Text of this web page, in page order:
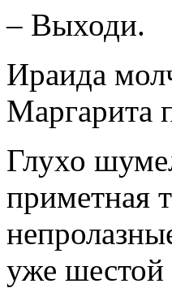
– Выходи.
Ираида
Маргарита
Глухо
приметная
уже шестой